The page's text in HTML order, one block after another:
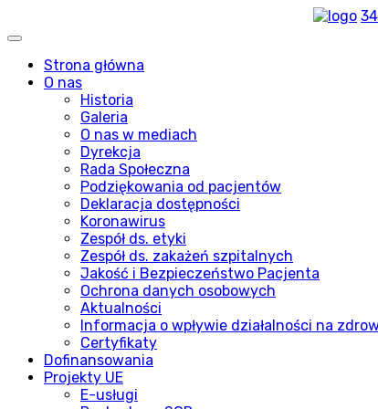
Strona główna
O nas
Historia
Galeria
O nas w mediach
Dyrekcja
Rada Społeczna
Podziękowania od pacjentów
Deklaracja dostępności
Koronawirus
Zespół ds. etyki
Zespół ds. zakażeń szpitalnych
Jakość i Bezpieczeństwo Pacjenta
Ochrona danych osobowych
Aktualności
Informacja o wpływie działalności na
Certyfikaty
Dofinansowania
Projekty UE
E-usługi